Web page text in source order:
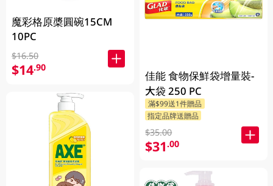
魔彩格原槳圓碗15CM
10PC
$16.50
$14.90
佳能 食物保鮮袋增量裝-
大袋 250 PC
滿$99送1件贈品
指定品牌送贈品
$35.00
$31.00